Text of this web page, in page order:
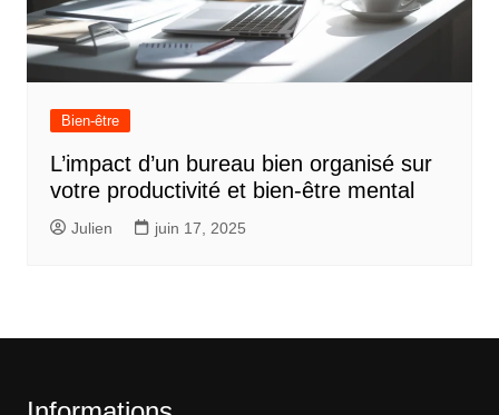
Bien-être
L’impact d’un bureau bien organisé sur
votre productivité et bien-être mental
Julien juin 17, 2025